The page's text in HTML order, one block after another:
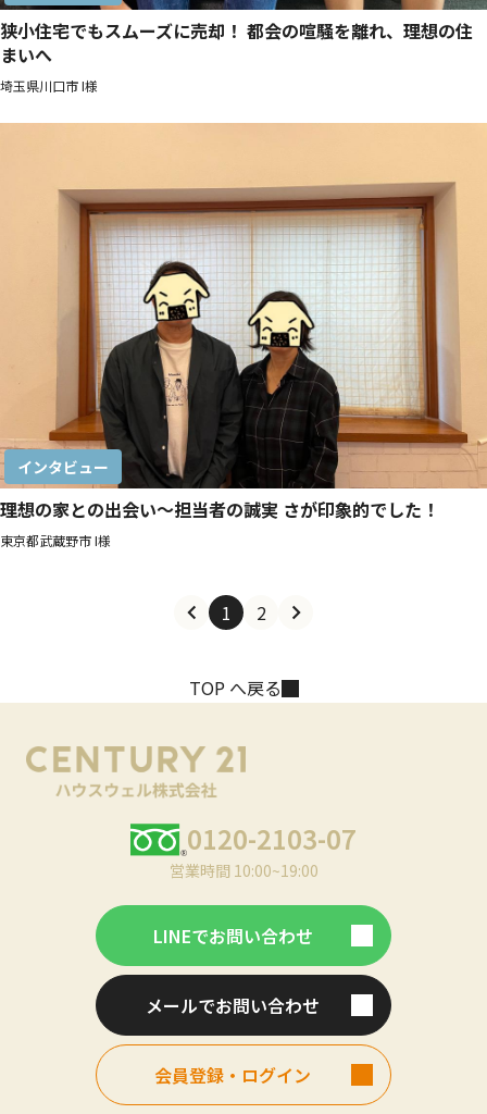
狭小住宅でもスムーズに売却！ 都会の喧騒を離れ、理想の住
まいへ
埼玉県川口市 I様
インタビュー
理想の家との出会い〜担当者の誠実 さが印象的でした！
東京都武蔵野市 I様
1 2
TOP へ戻る
0120-2103-07
営業時間 10:00~19:00
LINEでお問い合わせ
メールでお問い合わせ
会員登録・ログイン